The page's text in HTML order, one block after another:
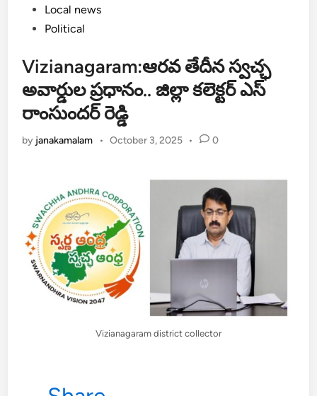
PostedLocal news
Political
Vizianagaram:ఆరవ తేదీన స్వచ్ఛ
అవార్డుల ప్రధానం.. జిల్లా కలెక్టర్ ఎస్
రాంసుందర్ రెడ్డి
by janakamalam • October 3, 2025 • 0
Vizianagaram district collector